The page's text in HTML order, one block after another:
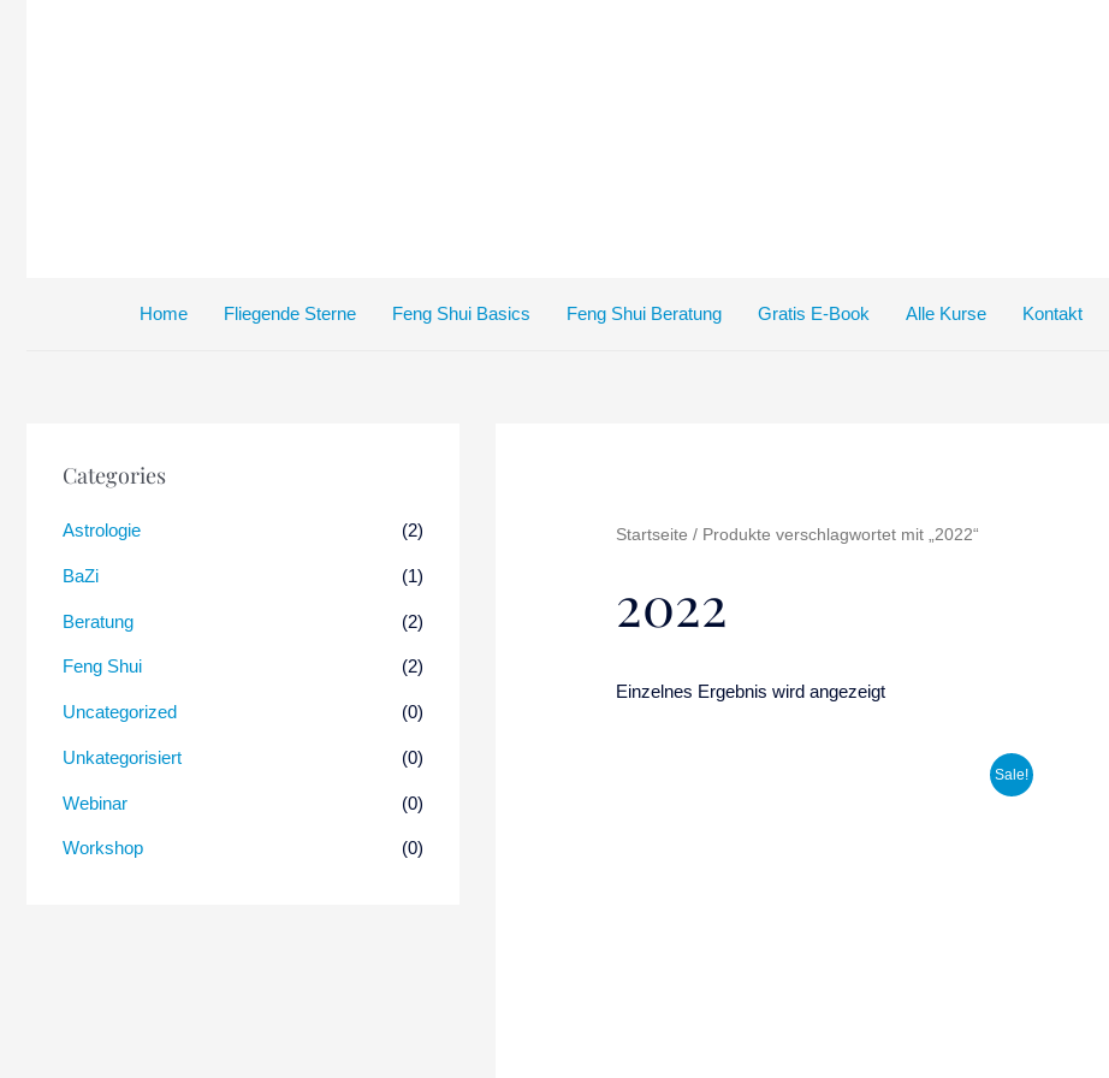
Home Fliegende Sterne Feng Shui Basics Feng Shui Beratung Gratis E-Book Alle Kurse Kontakt
Categories
Astrologie (2)
BaZi (1)
Beratung (2)
Feng Shui (2)
Uncategorized (0)
Unkategorisiert (0)
Webinar (0)
Workshop (0)
Startseite / Produkte verschlagwortet mit „2022“
2022
Einzelnes Ergebnis wird angezeigt
Sale!